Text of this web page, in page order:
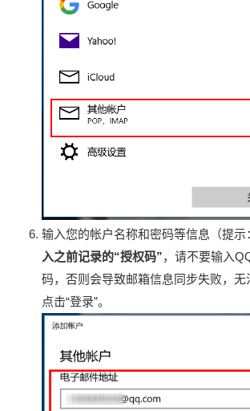
输入您的帐户名称和密码等信息（提示
入之前记录的“授权码”，请不要输入
码，否则会导致邮箱信息同步失败，无
点击“登录”。